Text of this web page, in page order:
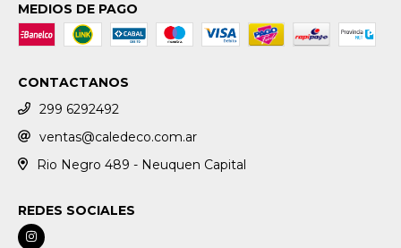
MEDIOS DE PAGO
CONTACTANOS
299 6292492
ventas@caledeco.com.ar
Rio Negro 489 - Neuquen Capital
REDES SOCIALES